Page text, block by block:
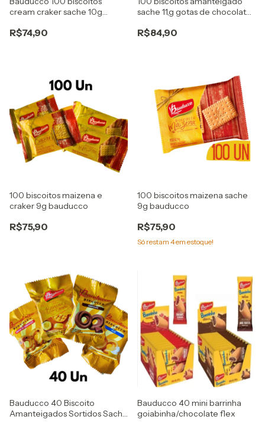
cream craker sache 10g
R$74,90
sache 11,g gotas de chocolate
R$84,90
100 biscoitos maizena e
craker 9g bauducco
R$75,90
100 biscoitos maizena sache
9g bauducco
R$75,90
Só restam 4em estoque!
Bauducco 40 Biscoito
Amanteigados Sortidos Sache
Bauducco 40 mini barrinha
goiabinha/chocolate flex